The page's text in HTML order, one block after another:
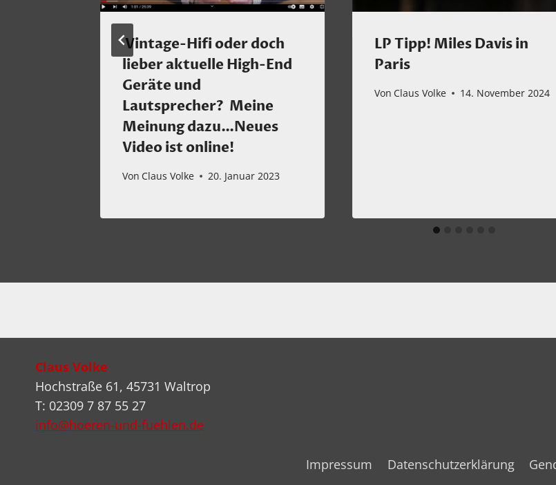
Vintage-Hifi oder doch
lieber aktuelle High-End
Geräte und
Lautsprecher? Meine
Meinung dazu…Neues
Video ist online!
Von Claus Volke 20. Januar 2023
LP Tipp! Miles Davis in
Paris
Von Claus Volke 14. November 2024
Claus Volke
Hochstraße 61, 45731 Waltrop
T: 02309 7 87 55 27
info@hoeren-und-fuehlen.de
Impressum Datenschutzerklärung